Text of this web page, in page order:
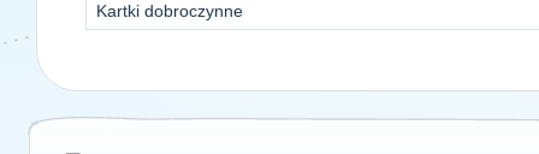
Kartki dobroczynne